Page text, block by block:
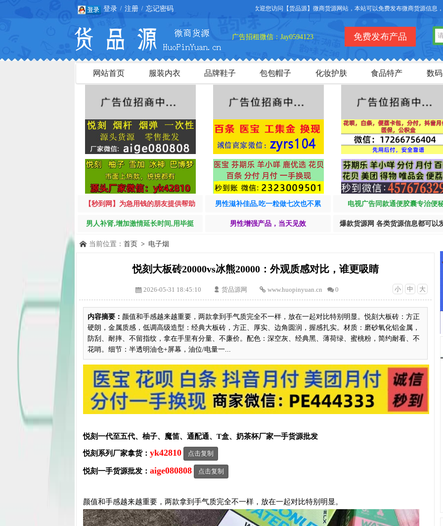
登录 / 注册 / 忘记密码 欢迎您访问【货品源】微商货源网站，本站可以免费发布微商货源信息，免费发布
广告招租微信：Jay0594123 免费发布产品
网站首页 服装内衣 品牌鞋子 包包帽子 化妆护肤 食品特产 数
【秒到网】为急用钱的朋友提供帮助 男性滋补佳品,吃一粒做七次也不累 电视广告同款通便胶囊专治便
男人补肾,增加激情延长时间,用毕挺 男性增强产品，当天见效 爆款货源网 各类货源信息都可以
当前位置： 首页 > 电子烟
悦刻大板砖20000vs冰熊20000：外观质感对比，谁更吸睛
小 中 大
2026-05-31 18:45:10 货品源网 www.huopinyuan.cn 0
内容摘要： 颜值和手感越来越重要，两款拿到手气质完全不一样，放在一起对比特别明显。悦刻大板砖：方正
硬朗，金属质感，低调高级造型：经典大板砖，方正、厚实、边角圆润，握感扎实。材质：磨砂氧化铝金属，
防刮、耐摔、不留指纹，拿在手里有分量、不廉价。配色：深空灰、经典黑、薄荷绿、蜜桃粉，简约耐看、不
花哨。细节：半透明油仓+屏幕，油位/电量一...
悦刻一代至五代、柚子、魔笛、通配通、T盒、奶茶杯厂家一手货源批发
悦刻系列厂家拿货： yk42810 点击复制
悦刻一手货源批发： aige080808 点击复制
颜值和手感越来越重要，两款拿到手气质完全不一样，放在一起对比特别明显。